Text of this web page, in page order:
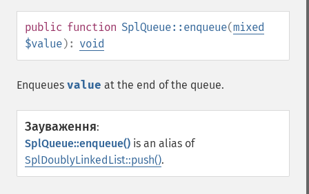
public function SplQueue::enqueue(mixed
$value): void
Enqueues value at the end of the queue.
Зауваження:
SplQueue::enqueue() is an alias of
SplDoublyLinkedList::push().